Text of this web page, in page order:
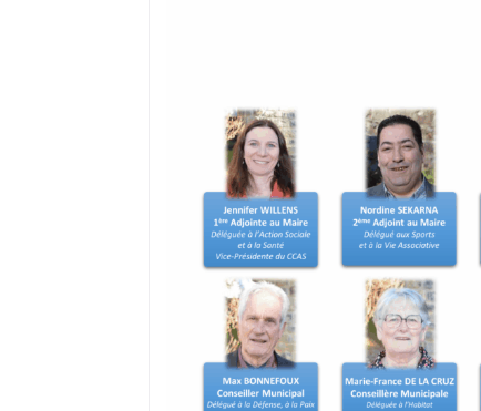
Tous aux urnes !!! Chaque
automatiquement inscrit sur les
où il réside s’il a, préalablement,
recensement citoyen dès l’âge de
peut ne pas être prise en compte
ou encore d’un déménagement
Dans ce cas, il convient de
électorales auprès de sa mairie.